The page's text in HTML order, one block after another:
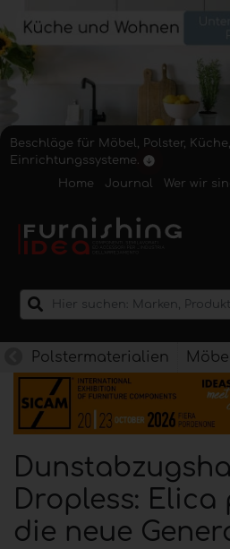
Beschläge für Möbel, Polster,
Einrichtungssysteme.
Home
Journal Wer wir
Polstermaterialien
Dropless:
die neue